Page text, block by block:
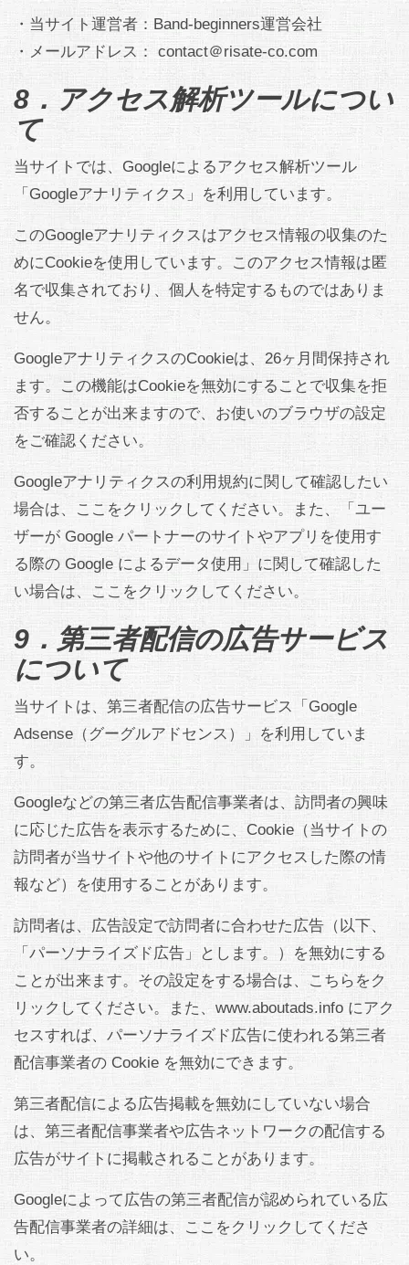
・当サイト運営者：Band-beginners運営会社
・メールアドレス： contact＠risate-co.com
8．アクセス解析ツールについ
て
当サイトでは、Googleによるアクセス解析ツール
「Googleアナリティクス」を利用しています。
このGoogleアナリティクスはアクセス情報の収集のた
めにCookieを使用しています。このアクセス情報は匿
名で収集されており、個人を特定するものではありま
せん。
GoogleアナリティクスのCookieは、26ヶ月間保持され
ます。この機能はCookieを無効にすることで収集を拒
否することが出来ますので、お使いのブラウザの設定
をご確認ください。
Googleアナリティクスの利用規約に関して確認したい
場合は、ここをクリックしてください。また、「ユー
ザーが Google パートナーのサイトやアプリを使用す
る際の Google によるデータ使用」に関して確認した
い場合は、ここをクリックしてください。
9．第三者配信の広告サービス
について
当サイトは、第三者配信の広告サービス「Google
Adsense（グーグルアドセンス）」を利用していま
す。
Googleなどの第三者広告配信事業者は、訪問者の興味
に応じた広告を表示するために、Cookie（当サイトの
訪問者が当サイトや他のサイトにアクセスした際の情
報など）を使用することがあります。
訪問者は、広告設定で訪問者に合わせた広告（以下、
「パーソナライズド広告」とします。）を無効にする
ことが出来ます。その設定をする場合は、こちらをク
リックしてください。また、www.aboutads.info にアク
セスすれば、パーソナライズド広告に使われる第三者
配信事業者の Cookie を無効にできます。
第三者配信による広告掲載を無効にしていない場合
は、第三者配信事業者や広告ネットワークの配信する
広告がサイトに掲載されることがあります。
Googleによって広告の第三者配信が認められている広
告配信事業者の詳細は、ここをクリックしてくださ
い。